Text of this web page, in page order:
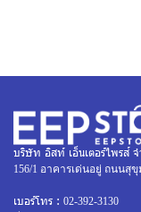
บริษัท อิสท์ เอ็นเตอร์ไพรส์
156/1 อาคารเด่นอยู่ ถนนสุ
เบอร์โทร : 02-392-3130